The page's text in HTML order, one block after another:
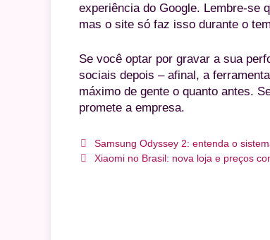
experiência do Google. Lembre-se
mas o site só faz isso durante o
Se você optar por gravar a sua
sociais depois – afinal, a
máximo de gente o quanto antes.
promete a empresa.
Samsung Odyssey 2: entenda o
Xiaomi no Brasil: nova loja e preços